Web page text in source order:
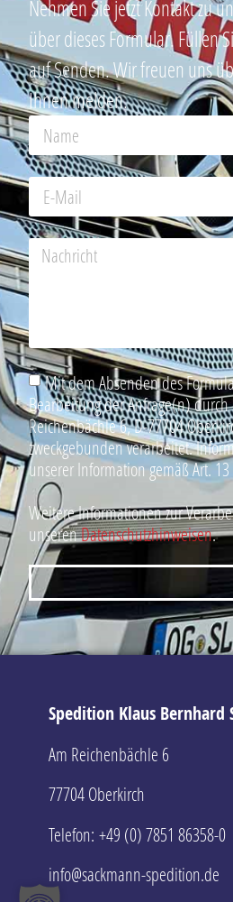
Nehmen Sie jetzt Kontakt zu
über dieses Formular. Füllen
auf Senden. Wir freuen uns
Ihnen melden.
Mit dem Absenden des
Bearbeitung der Anfrage(n)
Reichenbächle 6, D-77704
zweckgebunden verarbeitet.
unserer Information gemäß Art. 13
Weitere Informationen zur
unserenDatenschutzhinweisen.
Spedition Klaus Bernhard
Am Reichenbächle 6
77704 Oberkirch
Telefon: +49 (0) 7851 86358-0
info@sackmann-spedition.de